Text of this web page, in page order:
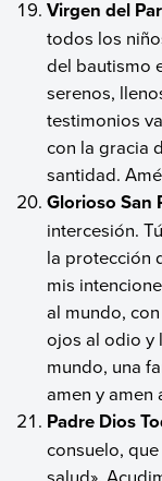
Virgen del
todos los
del bautismo
serenos,
testimonios
con la gracia
santidad.
Glorioso San
intercesión.
la protección
mis
al mundo,
ojos al odio y
mundo, una
amen y amen
Padre Dios
consuelo,
salud».